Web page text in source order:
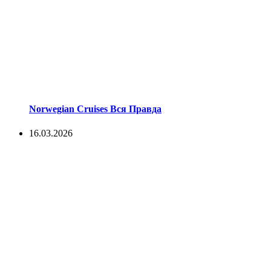
Norwegian Cruises Вся Правда
16.03.2026